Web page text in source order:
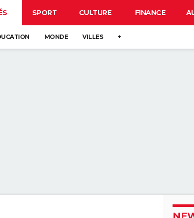
SPORT CULTURE FINANCE
MONDE VILLES +